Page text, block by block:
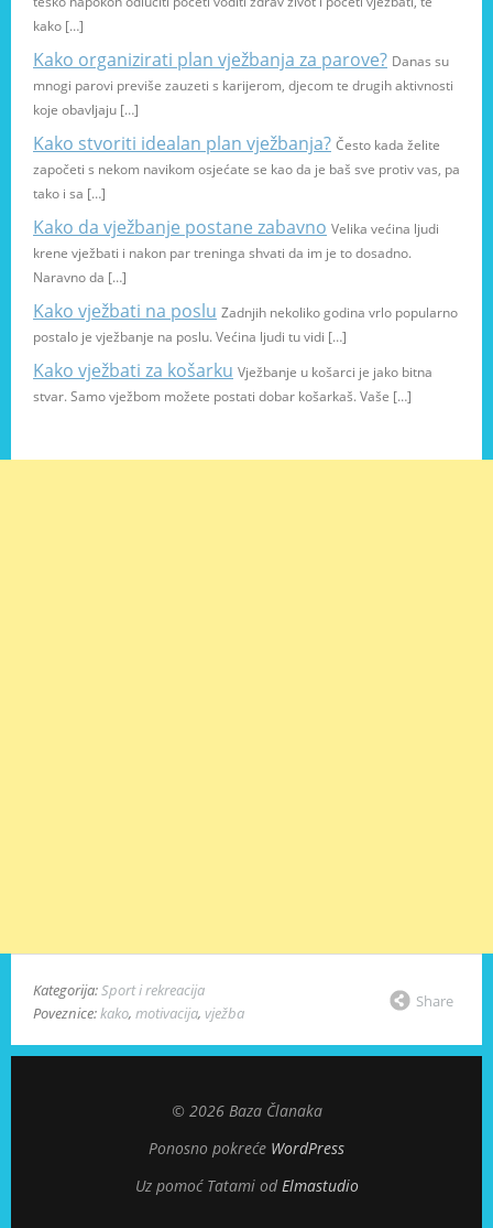
kako […]
Kako organizirati plan vježbanja za parove? Danas su
mnogi parovi previše zauzeti s karijerom, djecom te drugih aktivnosti
koje obavljaju […]
Kako stvoriti idealan plan vježbanja? Često kada želite
započeti s nekom navikom osjećate se kao da je baš sve protiv vas, pa
tako i sa […]
Kako da vježbanje postane zabavno Velika većina ljudi
krene vježbati i nakon par treninga shvati da im je to dosadno.
Naravno da […]
Kako vježbati na poslu Zadnjih nekoliko godina vrlo popularno
postalo je vježbanje na poslu. Većina ljudi tu vidi […]
Kako vježbati za košarku Vježbanje u košarci je jako bitna
stvar. Samo vježbom možete postati dobar košarkaš. Vaše […]
Kategorija:Sport i rekreacija
Poveznice:kako, motivacija, vježba
Share
© 2026 Baza Članaka
Ponosno pokreće WordPress
Uz pomoć Tatami od Elmastudio